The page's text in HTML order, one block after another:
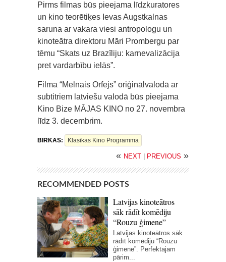
Pirms filmas būs pieejama līdzkuratores
un kino teorētiķes Ievas Augstkalnas
saruna ar vakara viesi antropologu un
kinoteātra direktoru Māri Prombergu par
tēmu “Skats uz Brazīliju: karnevalizācija
pret vardarbību ielās”.
Filma “Melnais Orfejs” oriģinālvalodā ar
subtitriem latviešu valodā būs pieejama
Kino Bize MĀJAS KINO no 27. novembra
līdz 3. decembrim.
BIRKAS: Klasikas Kino Programma
« NEXT PREVIOUS »
RECOMMENDED POSTS
Latvijas kinoteātros
sāk rādīt komēdiju
“Rouzu ģimene”
Latvijas kinoteātros sāk
rādīt komēdiju “Rouzu
ģimene”. Perfektajam
pārim...